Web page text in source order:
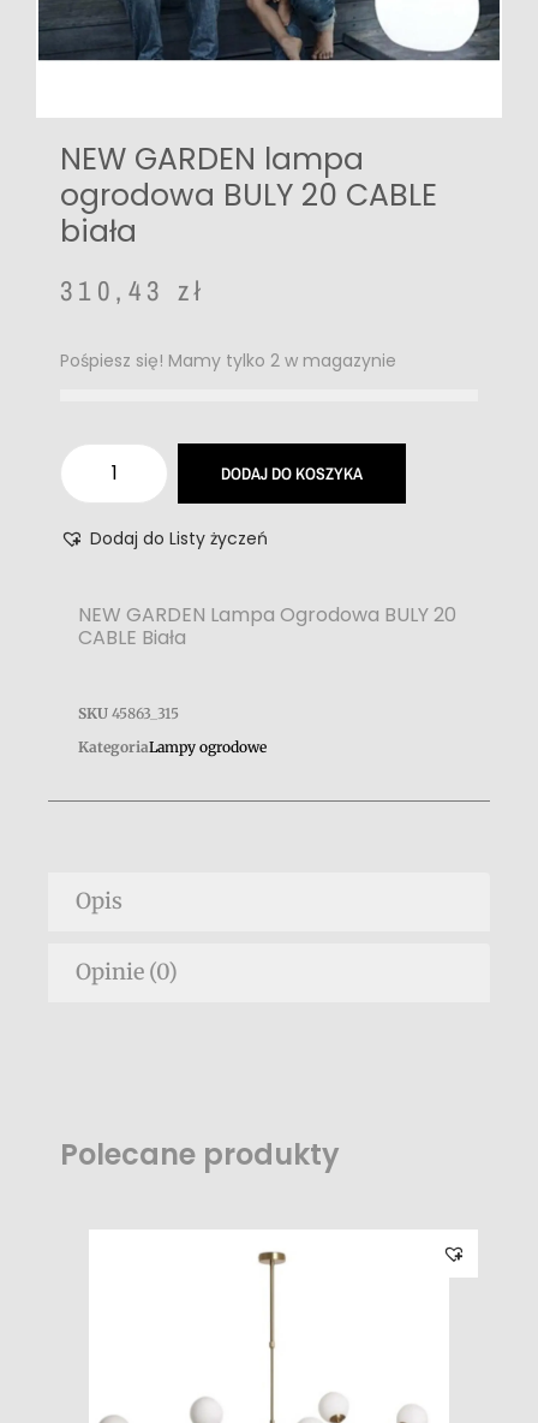
NEW GARDEN lampa
ogrodowa BULY 20 CABLE
biała
310,43 zł
Pośpiesz się! Mamy tylko 2 w magazynie
DODAJ DO KOSZYKA
Dodaj do Listy życzeń
NEW GARDEN Lampa Ogrodowa BULY 20
CABLE Biała
SKU 45863_315
KategoriaLampy ogrodowe
Opis
Opinie (0)
Polecane produkty